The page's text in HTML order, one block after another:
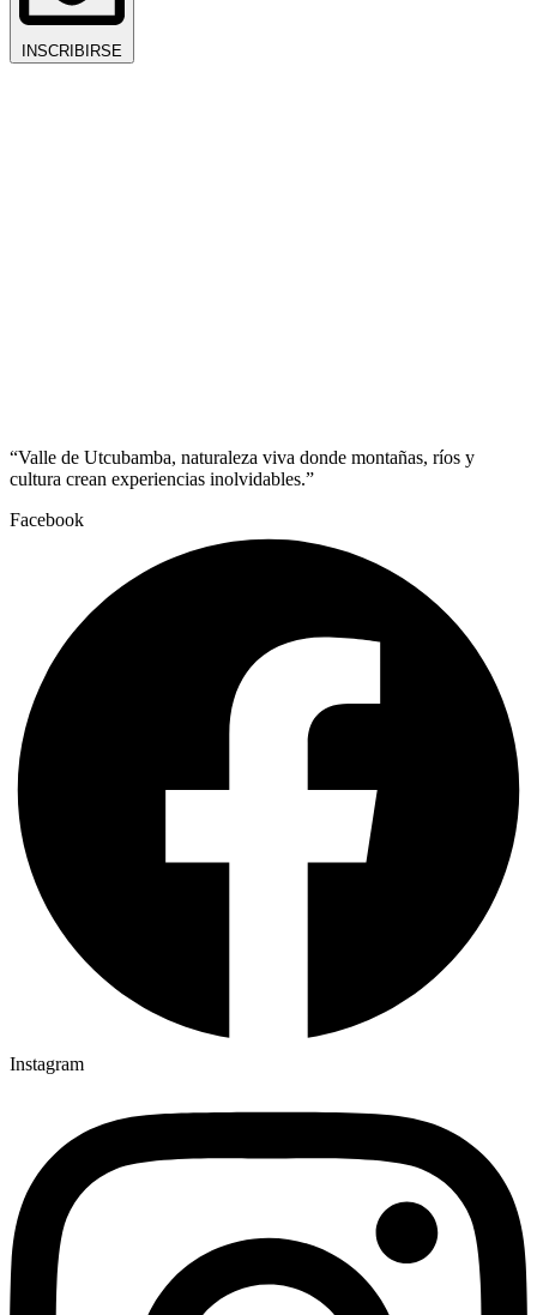
INSCRIBIRSE
“Valle de Utcubamba, naturaleza viva donde montañas, ríos y
cultura crean experiencias inolvidables.”
Facebook
Instagram